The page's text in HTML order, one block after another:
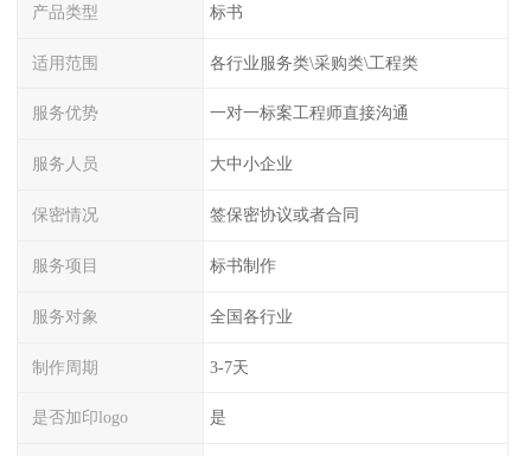
产品类型 标书
适用范围 各行业服务类\采购类\工程类
服务优势 一对一标案工程师直接沟通
服务人员 大中小企业
保密情况 签保密协议或者合同
服务项目 标书制作
服务对象 全国各行业
制作周期 3-7天
是否加印logo 是